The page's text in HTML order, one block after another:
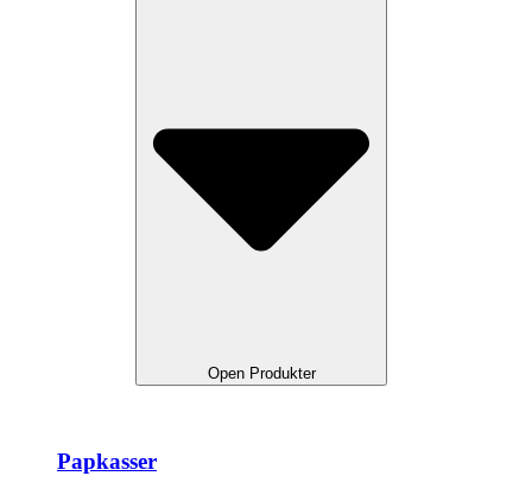
Open Produkter
Papkasser